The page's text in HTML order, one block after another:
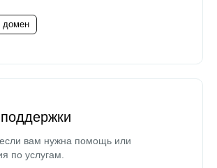
домен
вам нужна помощь или
по услугам.